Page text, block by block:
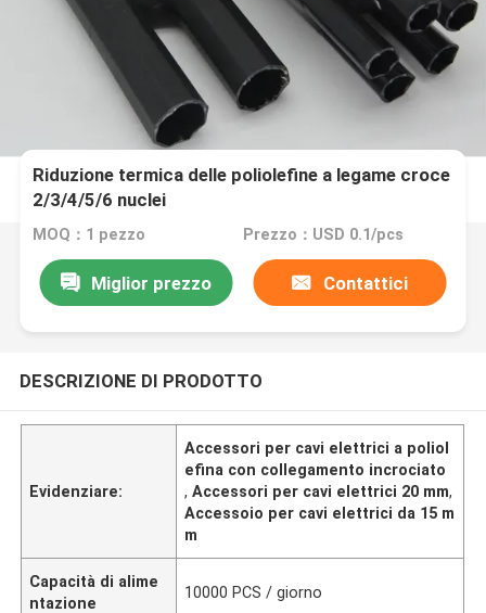
Riduzione termica delle poliolefine a legame croce
2/3/4/5/6 nuclei
MOQ：1 pezzo Prezzo：USD 0.1/pcs
Miglior prezzo Contattici
DESCRIZIONE DI PRODOTTO
Evidenziare:
Accessori per cavi elettrici a poliol
efina con collegamento incrociato
,Accessori per cavi elettrici 20 mm,
Accessoio per cavi elettrici da 15 m
m
Capacità di alime
ntazione
10000 PCS / giorno